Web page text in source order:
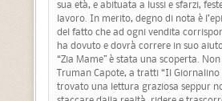
sua età, e abituata a lussi e sfarzi,
lavoro. In merito, degno di nota è
del fatto che ad ogni vendita
ha dovuto e dovrà correre in suo
“Zia Mame” è stata una scoperta.
Truman Capote, a tratti “Il
trovato una lettura graziosa seppur